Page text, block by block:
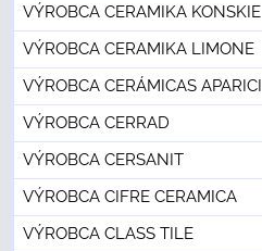
VÝROBCA CERAMIKA KONSKIE
VÝROBCA CERAMIKA LIMONE
VÝROBCA CERÁMICAS APARICI
VÝROBCA CERRAD
VÝROBCA CERSANIT
VÝROBCA CIFRE CERAMICA
VÝROBCA CLASS TILE